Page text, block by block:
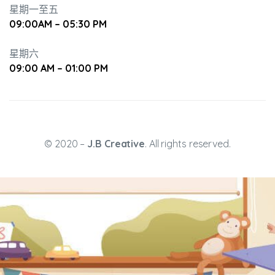
星期一至五
09:00AM – 05:30 PM
星期六
09:00 AM – 01:00 PM
© 2020 – J.B Creative. All rights reserved.